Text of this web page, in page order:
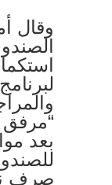
وقال
“مرفق
بعد